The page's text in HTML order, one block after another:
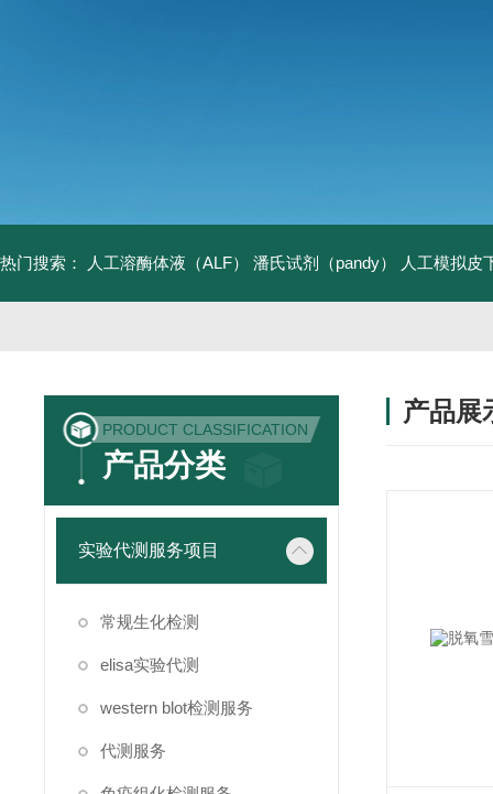
热门搜索： 人工溶酶体液（ALF） 潘氏试剂（pandy） 人工模拟皮
PRODUCT CLASSIFICATION
产品分类
实验代测服务项目
常规生化检测
elisa实验代测
western blot检测服务
代测服务
产品展